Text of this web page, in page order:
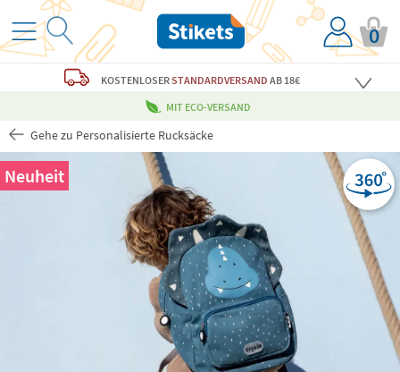
0
KOSTENLOSERSTANDARDVERSAND AB 18€
MIT ECO-VERSAND
Gehe zu Personalisierte Rucksäcke
Neuheit